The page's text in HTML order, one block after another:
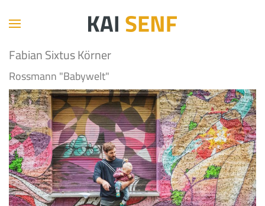
Fabian Sixtus Körner
Rossmann "Babywelt"